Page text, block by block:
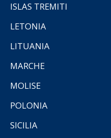
ISLAS TREMITI
LETONIA
LITUANIA
MARCHE
MOLISE
POLONIA
SICILIA